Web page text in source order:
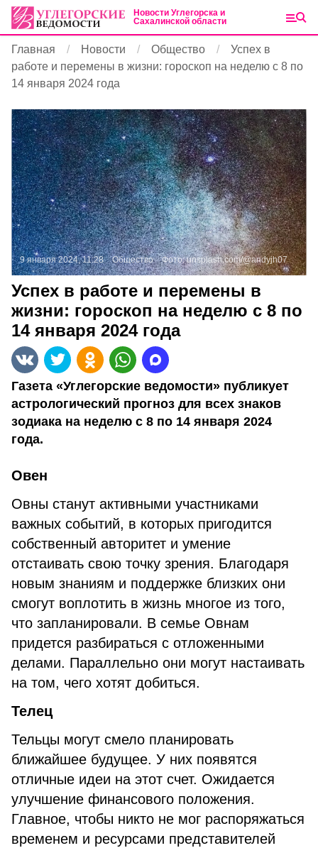
Новости Углегорска и
Сахалинской области
Главная Новости Общество
Успех в
работе и перемены в жизни: гороскоп на неделю с 8 по
14 января 2024 года
9 января 2024, 11:28 Общество Фото:unsplash.com/@andyjh07
Успех в работе и перемены в
жизни: гороскоп на неделю с 8 по
14 января 2024 года
Газета «Углегорские ведомости» публикует
астрологический прогноз для всех знаков
зодиака на неделю с 8 по 14 января 2024
года.
Овен
Овны станут активными участниками
важных событий, в которых пригодится
собственный авторитет и умение
отстаивать свою точку зрения. Благодаря
новым знаниям и поддержке близких они
смогут воплотить в жизнь многое из того,
что запланировали. В семье Овнам
придется разбираться с отложенными
делами. Параллельно они могут настаивать
на том, чего хотят добиться.
Телец
Тельцы могут смело планировать
ближайшее будущее. У них появятся
отличные идеи на этот счет. Ожидается
улучшение финансового положения.
Главное, чтобы никто не мог распоряжаться
временем и ресурсами представителей